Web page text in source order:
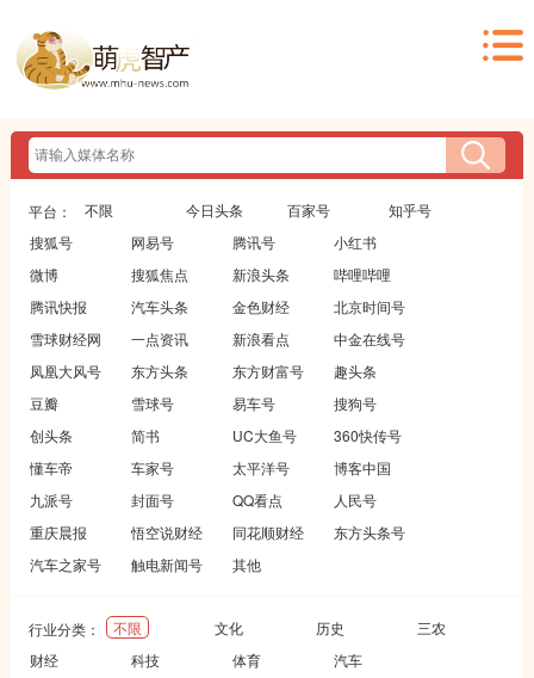
平台： 不限 今日头条 百家号
知乎号
搜狐号
网易号 腾讯号
小红书
微博
搜狐焦点 新浪头条
哔哩哔哩
腾讯快报
汽车头条 金色财经
北京时间号
雪球财经网
一点资讯 新浪看点
中金在线号
凤凰大风号
东方头条 东方财富号
趣头条
豆瓣
雪球号 易车号
搜狗号
创头条
简书 UC大鱼号
360快传号
懂车帝
车家号 太平洋号
博客中国
九派号
封面号 QQ看点
人民号
重庆晨报
悟空说财经 同花顺财经
东方头条号
汽车之家号
触电新闻号 其他
行业分类： 不限 文化 历史
三农
财经
科技 体育
汽车